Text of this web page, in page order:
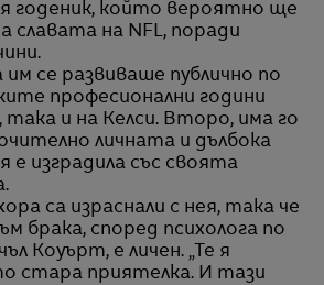
годеник, който вероятно ще
славата на NFL, поради
се развиваше публично по
професионални години
и на Келси. Второ, има го
личната и дълбока
е изградила със своята
са израснали с нея, така че
брака, според психолога по
Коуърт, е личен. „Те я
стара приятелка. И тази